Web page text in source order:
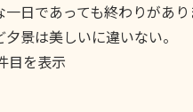
日であっても終わりがあり
景は美しいに違いない。
目を表示